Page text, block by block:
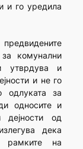
и го уредила
комунални
утврдува и
и не го
одлуката за
односите и
од
дека
на